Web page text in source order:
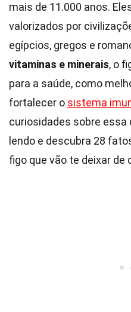
mais de 11.000 anos.
valorizados por
egípcios, gregos e
vitaminas e minerais, o
para a saúde, como
fortalecer o sistema
curiosidades sobre essa
lendo e descubra 28
figo que vão te deixar de